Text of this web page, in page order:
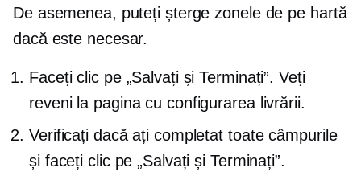
De asemenea, puteți șterge zonele de pe hartă
dacă este necesar.
Faceți clic pe „Salvați și Terminați”. Veți
reveni la pagina cu configurarea livrării.
Verificați dacă ați completat toate câmpurile
și faceți clic pe „Salvați și Terminați”.